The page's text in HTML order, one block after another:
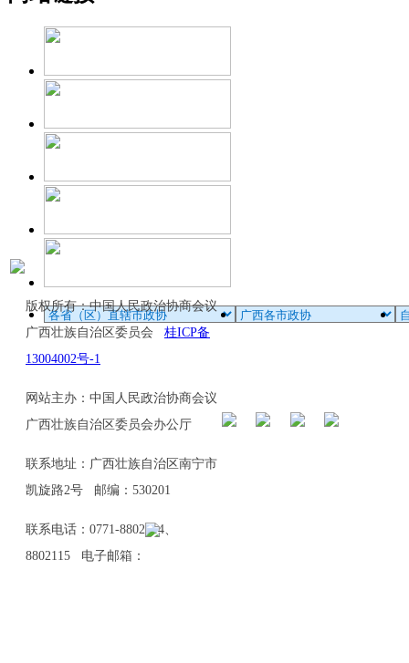
版权所有：中国人民政治协商会议
广西壮族自治区委员会 桂ICP备
13004002号-1
网站主办：中国人民政治协商会议
广西壮族自治区委员会办公厅
联系地址：广西壮族自治区南宁市
凯旋路2号 邮编：530201
联系电话：0771-8802114、
8802115 电子邮箱：